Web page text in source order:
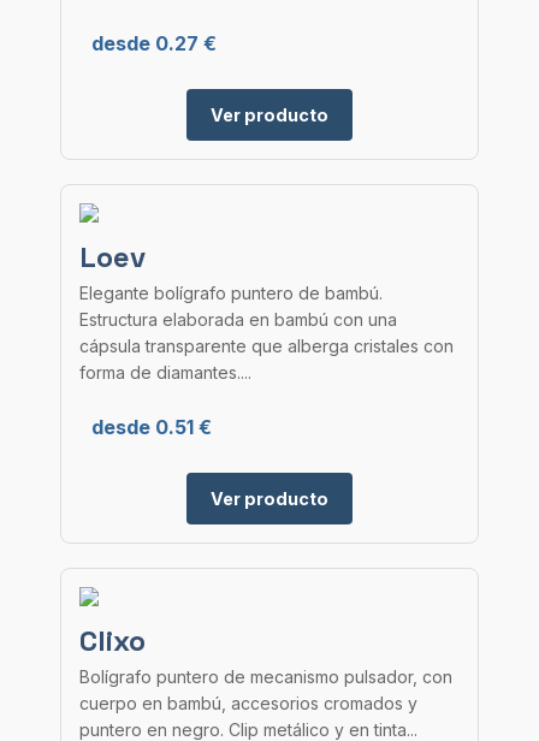
desde 0.27 €
Ver producto
Loev
Elegante bolígrafo puntero de bambú.
Estructura elaborada en bambú con una
cápsula transparente que alberga cristales con
forma de diamantes....
desde 0.51 €
Ver producto
Clixo
Bolígrafo puntero de mecanismo pulsador, con
cuerpo en bambú, accesorios cromados y
puntero en negro. Clip metálico y en tinta...